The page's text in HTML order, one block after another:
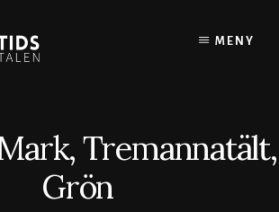
MENY
Tremannatält,
Grön